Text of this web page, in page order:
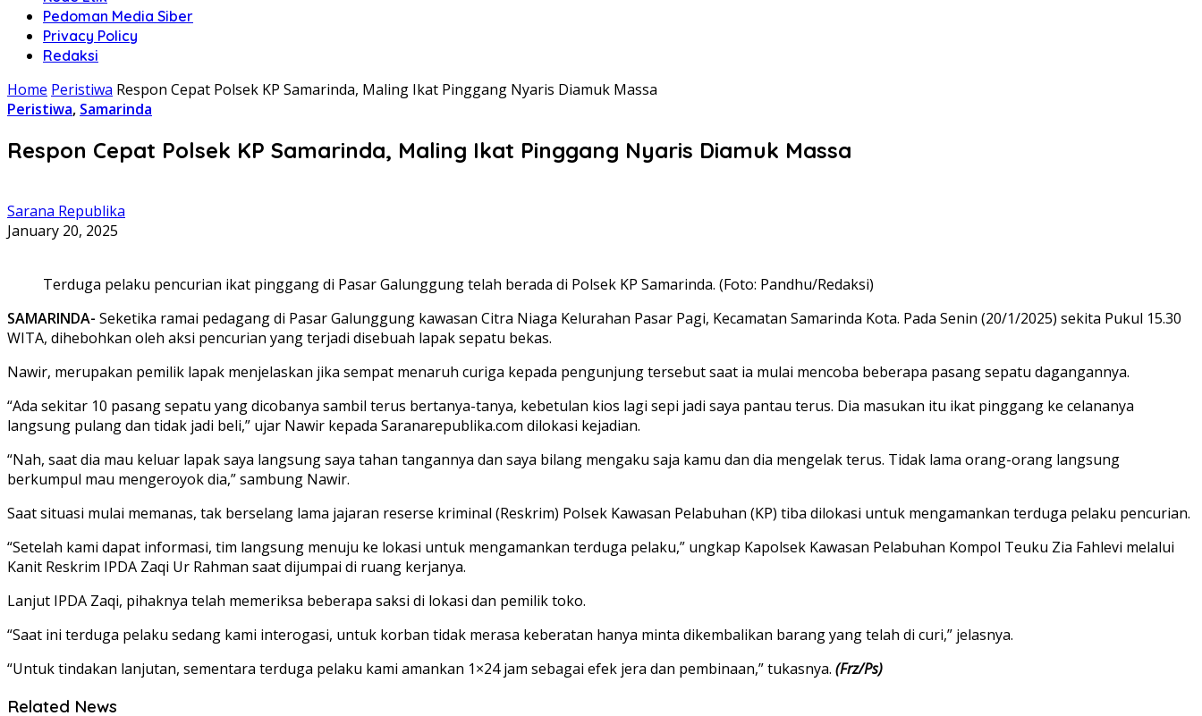
Pedoman Media Siber
Privacy Policy
Redaksi
Home Peristiwa Respon Cepat Polsek KP Samarinda, Maling Ikat Pinggang Nyaris Diamuk Massa
Peristiwa, Samarinda
Respon Cepat Polsek KP Samarinda, Maling Ikat Pinggang Nyaris Diamuk Massa
Sarana Republika
January 20, 2025
Terduga pelaku pencurian ikat pinggang di Pasar Galunggung telah berada di Polsek KP Samarinda. (Foto: Pandhu/Redaksi)
SAMARINDA- Seketika ramai pedagang di Pasar Galunggung kawasan Citra Niaga Kelurahan Pasar Pagi, Kecamatan Samarinda Kota. Pada Senin (20/1/2025) sekita Pukul 15.30
WITA, dihebohkan oleh aksi pencurian yang terjadi disebuah lapak sepatu bekas.
Nawir, merupakan pemilik lapak menjelaskan jika sempat menaruh curiga kepada pengunjung tersebut saat ia mulai mencoba beberapa pasang sepatu dagangannya.
“Ada sekitar 10 pasang sepatu yang dicobanya sambil terus bertanya-tanya, kebetulan kios lagi sepi jadi saya pantau terus. Dia masukan itu ikat pinggang ke celananya
langsung pulang dan tidak jadi beli,” ujar Nawir kepada Saranarepublika.com dilokasi kejadian.
“Nah, saat dia mau keluar lapak saya langsung saya tahan tangannya dan saya bilang mengaku saja kamu dan dia mengelak terus. Tidak lama orang-orang langsung
berkumpul mau mengeroyok dia,” sambung Nawir.
Saat situasi mulai memanas, tak berselang lama jajaran reserse kriminal (Reskrim) Polsek Kawasan Pelabuhan (KP) tiba dilokasi untuk mengamankan terduga pelaku pencurian.
“Setelah kami dapat informasi, tim langsung menuju ke lokasi untuk mengamankan terduga pelaku,” ungkap Kapolsek Kawasan Pelabuhan Kompol Teuku Zia Fahlevi melalui
Kanit Reskrim IPDA Zaqi Ur Rahman saat dijumpai di ruang kerjanya.
Lanjut IPDA Zaqi, pihaknya telah memeriksa beberapa saksi di lokasi dan pemilik toko.
“Saat ini terduga pelaku sedang kami interogasi, untuk korban tidak merasa keberatan hanya minta dikembalikan barang yang telah di curi,” jelasnya.
“Untuk tindakan lanjutan, sementara terduga pelaku kami amankan 1×24 jam sebagai efek jera dan pembinaan,” tukasnya. (Frz/Ps)
Related News